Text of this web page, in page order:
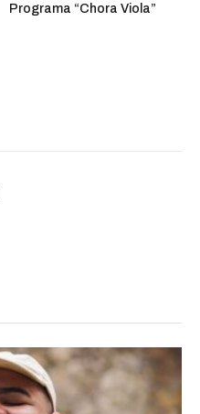
Programa “Chora Viola”